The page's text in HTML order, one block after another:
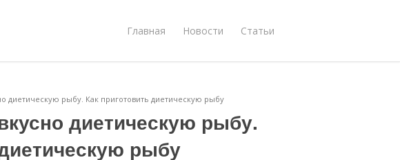
Главная Новости Статьи
диетическую рыбу. Как приготовить диетическую рыбу
диетическую рыбу.
рыбу